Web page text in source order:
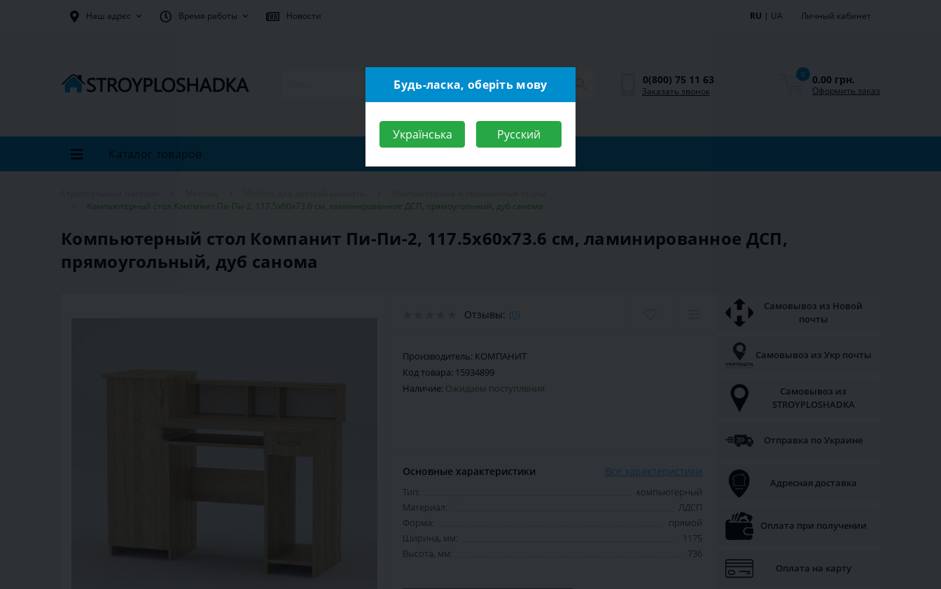
Наш адрес Время работы Новости RU | UA Личный кабинет
0(800) 75 11 63
Заказать звонок
0 0.00 грн.
Оформить заказ
Каталог товаров
Компьютерный стол Компанит Пи-Пи-2, 117.5х60х73.6 см, ламинированное ДСП, прямоугольный, дуб санома
Компьютерный стол Компанит Пи-Пи-2, 117.5х60х73.6 см, ламинированное ДСП,
прямоугольный, дуб санома
Отзывы: (0)
Производитель: КОМПАНИТ
Код товара: 15934899
Наличие: Ожидаем поступления
Основные характеристики Все характеристики
Тип:
компьютерный
Материал:
ЛДСП
Форма:
прямой
Ширина, мм:
1175
Высота, мм:
736
Самовывоз из Новой
почты
Самовывоз из Укр почты
Самовывоз из
STROYPLOSHADKA
Отправка по Украине
Адресная доставка
Оплата при получении
Оплата на карту
Будь-ласка, оберіть мову
Українська Русский